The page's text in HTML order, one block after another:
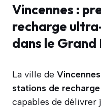
Vincennes :
recharge
dans le Grand
La ville de Vincennes
stations de recharge
capables de délivrer